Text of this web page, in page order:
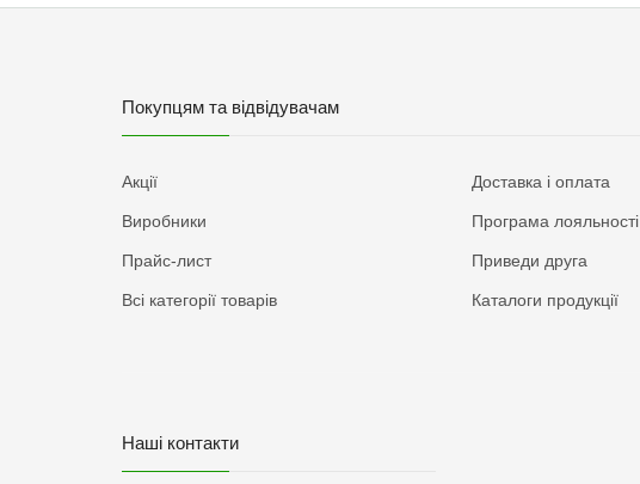
Покупцям та відвідувачам
Акції
Виробники
Прайс-лист
Всі категорії товарів
Доставка і оплата
Програма лояльності
Приведи друга
Каталоги продукції
Наші контакти